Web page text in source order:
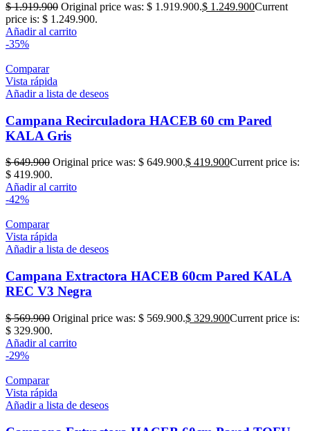
$1.919.900 Original price was: $ 1.919.900.$ 1.249.900Current
price is: $ 1.249.900.
Añadir al carrito
-35%
Comparar
Vista rápida
Añadir a lista de deseos
Campana Recirculadora HACEB 60 cm Pared
KALA Gris
$649.900 Original price was: $ 649.900.$ 419.900Current price is:
$ 419.900.
Añadir al carrito
-42%
Comparar
Vista rápida
Añadir a lista de deseos
Campana Extractora HACEB 60cm Pared KALA
REC V3 Negra
$569.900 Original price was: $ 569.900.$ 329.900Current price is:
$ 329.900.
Añadir al carrito
-29%
Comparar
Vista rápida
Añadir a lista de deseos